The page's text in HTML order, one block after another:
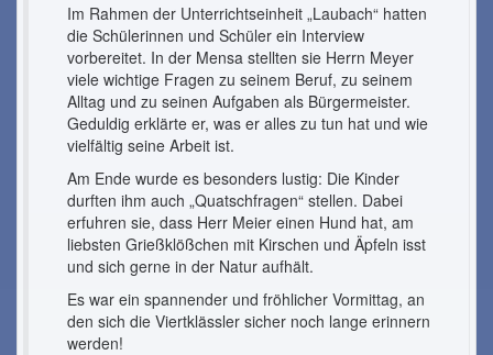
Im Rahmen der Unterrichtseinheit „Laubach“ hatten
die Schülerinnen und Schüler ein Interview
vorbereitet. In der Mensa stellten sie Herrn Meyer
viele wichtige Fragen zu seinem Beruf, zu seinem
Alltag und zu seinen Aufgaben als Bürgermeister.
Geduldig erklärte er, was er alles zu tun hat und wie
vielfältig seine Arbeit ist.
Am Ende wurde es besonders lustig: Die Kinder
durften ihm auch „Quatschfragen“ stellen. Dabei
erfuhren sie, dass Herr Meier einen Hund hat, am
liebsten Grießklößchen mit Kirschen und Äpfeln isst
und sich gerne in der Natur aufhält.
Es war ein spannender und fröhlicher Vormittag, an
den sich die Viertklässler sicher noch lange erinnern
werden!